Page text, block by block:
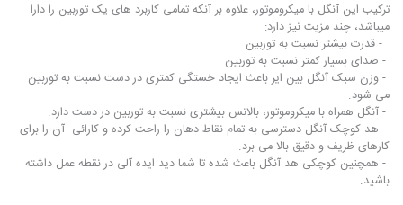
ترکیب این آنگل با میکروموتور، علاوه بر آنکه تمامی کاربرد های یک توربین را دارا
میباشد، چند مزیت نیز دارد:
- قدرت بیشتر نسبت به توربین
- صدای بسیار کمتر نسبت به توربین
- وزن سبک آنگل بین ایر باعث ایجاد خستگی کمتری در دست نسبت به توربین
می شود.
- آنگل همراه با میکروموتور، بالانس بیشتری نسبت به توربین در دست دارد.
- هد کوچک آنگل دسترسی به تمام نقاط دهان را راحت کرده و کارائی آن را برای
کارهای ظریف و دقیق بالا می برد.
- همچنین کوچکی هد آنگل باعث شده تا شما دید ایده آلی در نقطه عمل داشته
باشید.